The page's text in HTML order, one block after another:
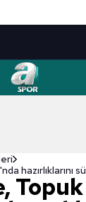
hazırlıklarını
Topuk